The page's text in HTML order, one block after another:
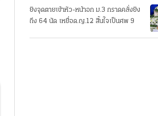
ยิงจุดตายเข้าหัว-หน้าอก ม.3 กราดคลั่งยิง
ถึง 64 นัด เหยื่อด.ญ.12 สิ้นใจเป็นศพ 9